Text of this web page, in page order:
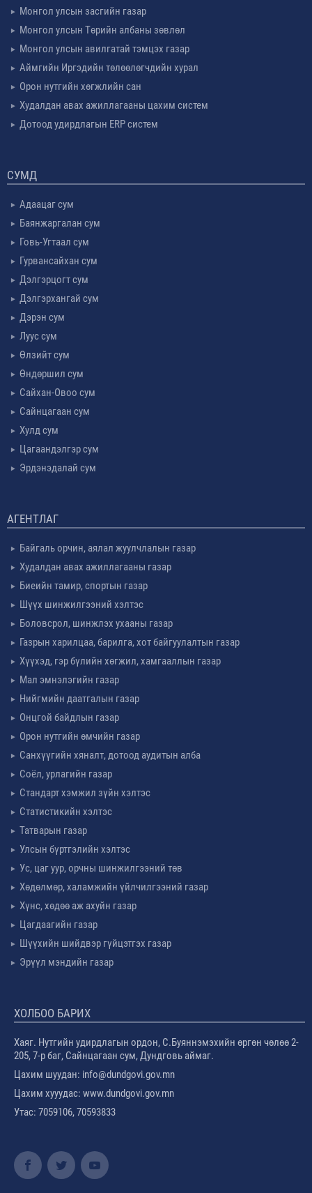
Монгол улсын засгийн газар
Монгол улсын Төрийн албаны зөвлөл
Монгол улсын авилгатай тэмцэх газар
Аймгийн Иргэдийн төлөөлөгчдийн хурал
Орон нутгийн хөгжлийн сан
Худалдан авах ажиллагааны цахим систем
Дотоод удирдлагын ERP систем
СУМД
Адаацаг сум
Баянжаргалан сум
Говь-Угтаал сум
Гурвансайхан сум
Дэлгэрцогт сум
Дэлгэрхангай сум
Дэрэн сум
Луус сум
Өлзийт сум
Өндөршил сум
Сайхан-Овоо сум
Сайнцагаан сум
Хулд сум
Цагаандэлгэр сум
Эрдэнэдалай сум
АГЕНТЛАГ
Байгаль орчин, аялал жуулчлалын газар
Худалдан авах ажиллагааны газар
Биеийн тамир, спортын газар
Шүүх шинжилгээний хэлтэс
Боловсрол, шинжлэх ухааны газар
Газрын харилцаа, барилга, хот байгуулалтын газар
Хүүхэд, гэр бүлийн хөгжил, хамгааллын газар
Мал эмнэлэгийн газар
Нийгмийн даатгалын газар
Онцгой байдлын газар
Орон нутгийн өмчийн газар
Санхүүгийн хяналт, дотоод аудитын алба
Соёл, урлагийн газар
Стандарт хэмжил зүйн хэлтэс
Статистикийн хэлтэс
Татварын газар
Улсын бүртгэлийн хэлтэс
Ус, цаг уур, орчны шинжилгээний төв
Хөдөлмөр, халамжийн үйлчилгээний газар
Хүнс, хөдөө аж ахуйн газар
Цагдаагийн газар
Шүүхийн шийдвэр гүйцэтгэх газар
Эрүүл мэндийн газар
ХОЛБОО БАРИХ
Хаяг. Нутгийн удирдлагын ордон, С.Буяннэмэхийн өргөн чөлөө 2-
205, 7-р баг, Сайнцагаан сум, Дундговь аймаг.
Цахим шуудан: info@dundgovi.gov.mn
Цахим хууудас: www.dundgovi.gov.mn
Утас: 7059106, 70593833